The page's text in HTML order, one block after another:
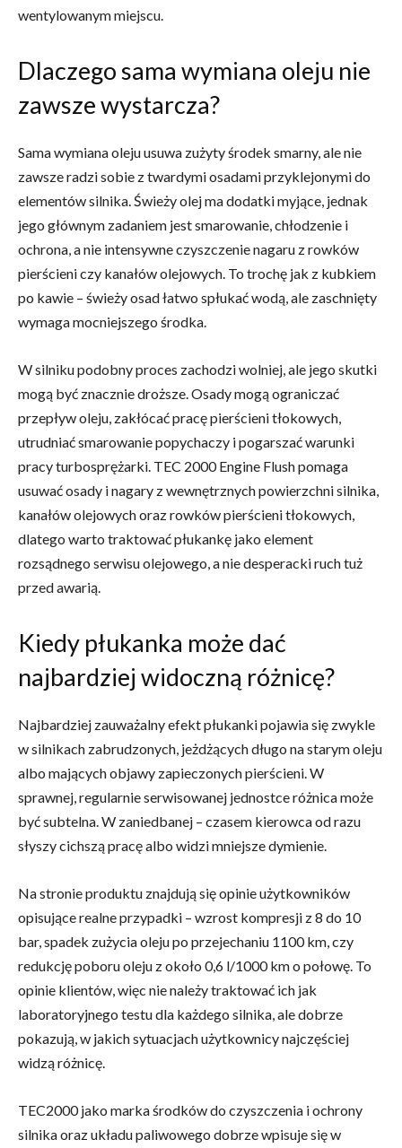
wentylowanym miejscu.
Dlaczego sama wymiana oleju nie
zawsze wystarcza?
Sama wymiana oleju usuwa zużyty środek smarny, ale nie
zawsze radzi sobie z twardymi osadami przyklejonymi do
elementów silnika. Świeży olej ma dodatki myjące, jednak
jego głównym zadaniem jest smarowanie, chłodzenie i
ochrona, a nie intensywne czyszczenie nagaru z rowków
pierścieni czy kanałów olejowych. To trochę jak z kubkiem
po kawie – świeży osad łatwo spłukać wodą, ale zaschnięty
wymaga mocniejszego środka.
W silniku podobny proces zachodzi wolniej, ale jego skutki
mogą być znacznie droższe. Osady mogą ograniczać
przepływ oleju, zakłócać pracę pierścieni tłokowych,
utrudniać smarowanie popychaczy i pogarszać warunki
pracy turbosprężarki. TEC 2000 Engine Flush pomaga
usuwać osady i nagary z wewnętrznych powierzchni silnika,
kanałów olejowych oraz rowków pierścieni tłokowych,
dlatego warto traktować płukankę jako element
rozsądnego serwisu olejowego, a nie desperacki ruch tuż
przed awarią.
Kiedy płukanka może dać
najbardziej widoczną różnicę?
Najbardziej zauważalny efekt płukanki pojawia się zwykle
w silnikach zabrudzonych, jeżdżących długo na starym oleju
albo mających objawy zapieczonych pierścieni. W
sprawnej, regularnie serwisowanej jednostce różnica może
być subtelna. W zaniedbanej – czasem kierowca od razu
słyszy cichszą pracę albo widzi mniejsze dymienie.
Na stronie produktu znajdują się opinie użytkowników
opisujące realne przypadki – wzrost kompresji z 8 do 10
bar, spadek zużycia oleju po przejechaniu 1100 km, czy
redukcję poboru oleju z około 0,6 l/1000 km o połowę. To
opinie klientów, więc nie należy traktować ich jak
laboratoryjnego testu dla każdego silnika, ale dobrze
pokazują, w jakich sytuacjach użytkownicy najczęściej
widzą różnicę.
TEC2000 jako marka środków do czyszczenia i ochrony
silnika oraz układu paliwowego dobrze wpisuje się w